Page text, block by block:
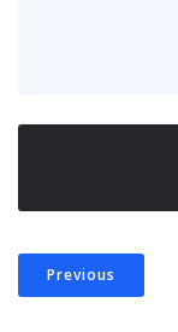
Previous